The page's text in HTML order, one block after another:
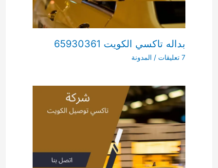
بداله تاكسي الكويت 65930361
7 تعليقات / المدونة